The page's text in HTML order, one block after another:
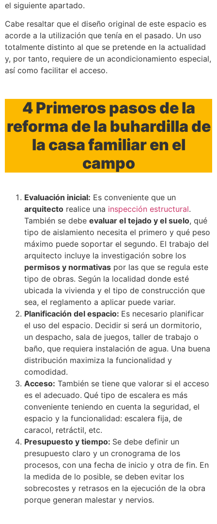
el siguiente apartado.
Cabe resaltar que el diseño original de este espacio es
acorde a la utilización que tenía en el pasado. Un uso
totalmente distinto al que se pretende en la actualidad
y, por tanto, requiere de un acondicionamiento especial,
así como facilitar el acceso.
4 Primeros pasos de la
reforma de la buhardilla de
la casa familiar en el
campo
Evaluación inicial: Es conveniente que un
arquitecto realice una inspección estructural.
También se debe evaluar el tejado y el suelo, qué
tipo de aislamiento necesita el primero y qué peso
máximo puede soportar el segundo. El trabajo del
arquitecto incluye la investigación sobre los
permisos y normativas por las que se regula este
tipo de obras. Según la localidad donde esté
ubicada la vivienda y el tipo de construcción que
sea, el reglamento a aplicar puede variar.
Planificación del espacio: Es necesario planificar
el uso del espacio. Decidir si será un dormitorio,
un despacho, sala de juegos, taller de trabajo o
baño, que requiera instalación de agua. Una buena
distribución maximiza la funcionalidad y
comodidad.
Acceso: También se tiene que valorar si el acceso
es el adecuado. Qué tipo de escalera es más
conveniente teniendo en cuenta la seguridad, el
espacio y la funcionalidad: escalera fija, de
caracol, retráctil, etc.
Presupuesto y tiempo: Se debe definir un
presupuesto claro y un cronograma de los
procesos, con una fecha de inicio y otra de fin. En
la medida de lo posible, se deben evitar los
sobrecostes y retrasos en la ejecución de la obra
porque generan malestar y nervios.